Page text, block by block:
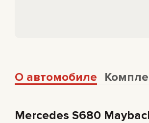
О автомобиле
Mercedes S680